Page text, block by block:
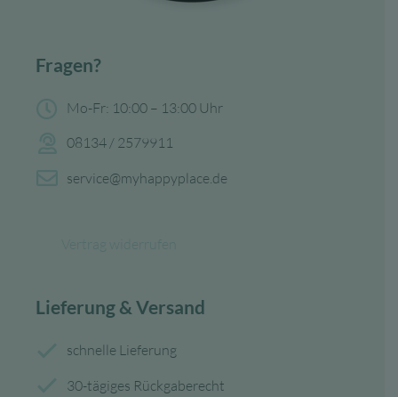
Fragen?
Mo-Fr: 10:00 – 13:00 Uhr
08134 / 2579911
service@myhappyplace.de
Lieferung & Versand
schnelle Lieferung
30-tägiges Rückgaberecht